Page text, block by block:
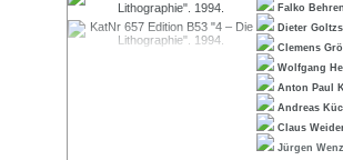
Falko
Dieter
Clemens
Wolfgang
Anton Paul
Andreas
Claus
Jürgen